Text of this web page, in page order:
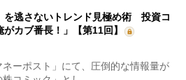
を逃さないトレンド見極め術 投資コ
がカブ番長！」【第11回】
ーポスト」にて、圧倒的な情報量が